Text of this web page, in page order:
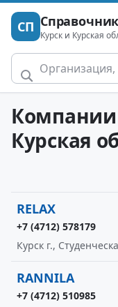
СП Курск и Курская
Компании
Курская
RELAX
+7 (4712) 578179
Курск г.,
RANNILA
+7 (4712) 510985